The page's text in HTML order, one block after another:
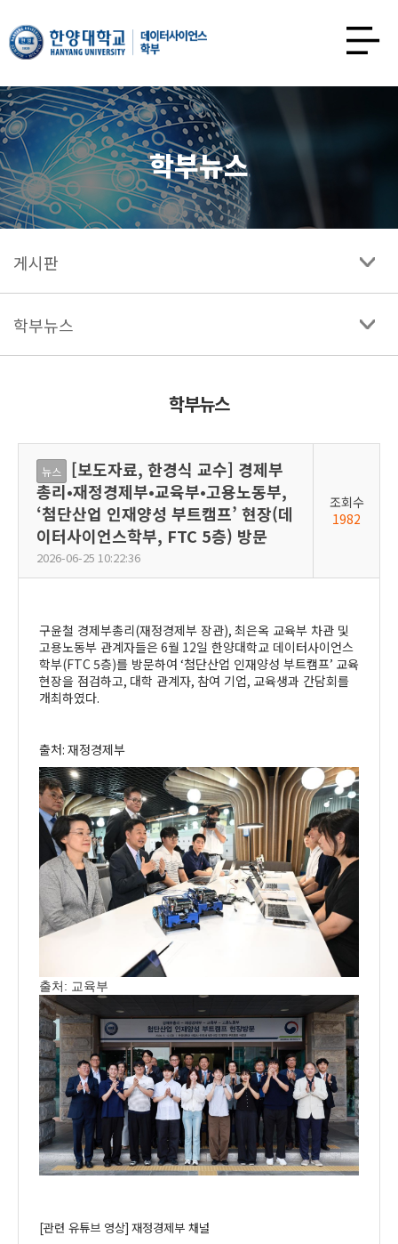
한양대학교
데이터사이언스학과
열기
학부뉴스
게시판
학부뉴스
학부뉴스
뉴스
[보도자료, 한경식 교수] 경제부
총리•재정경제부•교육부•고용노동부,
‘첨단산업 인재양성 부트캠프’ 현장(데
이터사이언스학부, FTC 5층) 방문
2026-06-25 10:22:36
조회수
1982
구윤철 경제부총리(재정경제부 장관), 최은옥 교육부 차관 및
고용노동부 관계자들은6월 12일 한양대학교 데이터사이언스
학부(FTC 5층)를 방문하여 ‘첨단산업 인재양성 부트캠프’ 교육
현장을 점검하고, 대학 관계자, 참여 기업, 교육생과 간담회를
개최하였다.
출처: 재정경제부
출처: 교육부
[관련 유튜브 영상] 재정경제부 채널